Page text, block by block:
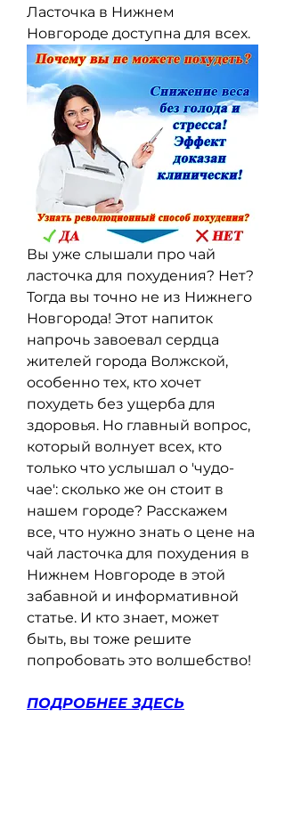
Ласточка в Нижнем
Новгороде доступна для всех.
Вы уже слышали про чай
ласточка для похудения? Нет?
Тогда вы точно не из Нижнего
Новгорода! Этот напиток
напрочь завоевал сердца
жителей города Волжской,
особенно тех, кто хочет
похудеть без ущерба для
здоровья. Но главный вопрос,
который волнует всех, кто
только что услышал о 'чудо-
чае': сколько же он стоит в
нашем городе? Расскажем
все, что нужно знать о цене на
чай ласточка для похудения в
Нижнем Новгороде в этой
забавной и информативной
статье. И кто знает, может
быть, вы тоже решите
попробовать это волшебство!
ПОДРОБНЕЕ ЗДЕСЬ